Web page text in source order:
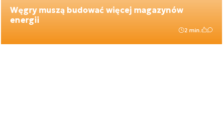
Węgry muszą budować więcej magazynów
energii
2 min.